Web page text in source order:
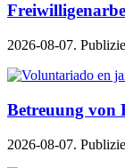
2026-08-07.
Betreuung von
2026-08-07.